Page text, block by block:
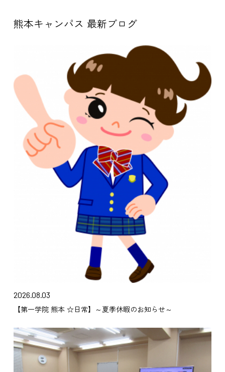
熊本キャンパス 最新ブログ
2026.08.03
【第一学院 熊本 ☆日常】～夏季休暇のお知らせ～